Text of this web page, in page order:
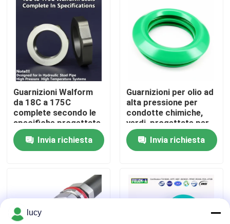
Chi siamo
Fatory Tour
Controllo di qualità
Contattaci
notizie
giunti circolari di gomma
Guarnizioni Walform
da 18C a 175C
complete secondo le
specifiche progettate
per sistemi idraulici in
tubi di acciaio ad alta
pressione e alta
Invia richiesta
Guarnizioni per olio ad
alta pressione per
condotte chimiche,
verdi, progettate per
migliorare la longevità
delle apparecchiature
e ridurre la frequenza
Invia richiesta
lucy